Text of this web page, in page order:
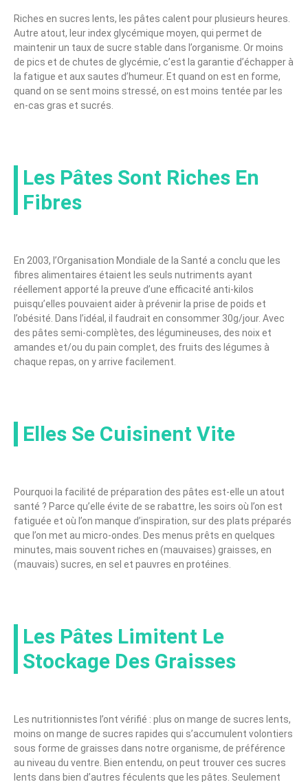
Riches en sucres lents, les pâtes calent pour plusieurs heures.
Autre atout, leur index glycémique moyen, qui permet de
maintenir un taux de sucre stable dans l’organisme. Or moins
de pics et de chutes de glycémie, c’est la garantie d’échapper à
la fatigue et aux sautes d’humeur. Et quand on est en forme,
quand on se sent moins stressé, on est moins tentée par les
en-cas gras et sucrés.
Les Pâtes Sont Riches En
Fibres
En 2003, l’Organisation Mondiale de la Santé a conclu que les
fibres alimentaires étaient les seuls nutriments ayant
réellement apporté la preuve d’une efficacité anti-kilos
puisqu’elles pouvaient aider à prévenir la prise de poids et
l’obésité. Dans l’idéal, il faudrait en consommer 30g/jour. Avec
des pâtes semi-complètes, des légumineuses, des noix et
amandes et/ou du pain complet, des fruits des légumes à
chaque repas, on y arrive facilement.
Elles Se Cuisinent Vite
Pourquoi la facilité de préparation des pâtes est-elle un atout
santé ? Parce qu’elle évite de se rabattre, les soirs où l’on est
fatiguée et où l’on manque d’inspiration, sur des plats préparés
que l’on met au micro-ondes. Des menus prêts en quelques
minutes, mais souvent riches en (mauvaises) graisses, en
(mauvais) sucres, en sel et pauvres en protéines.
Les Pâtes Limitent Le
Stockage Des Graisses
Les nutritionnistes l’ont vérifié : plus on mange de sucres lents,
moins on mange de sucres rapides qui s’accumulent volontiers
sous forme de graisses dans notre organisme, de préférence
au niveau du ventre. Bien entendu, on peut trouver ces sucres
lents dans bien d’autres féculents que les pâtes. Seulement